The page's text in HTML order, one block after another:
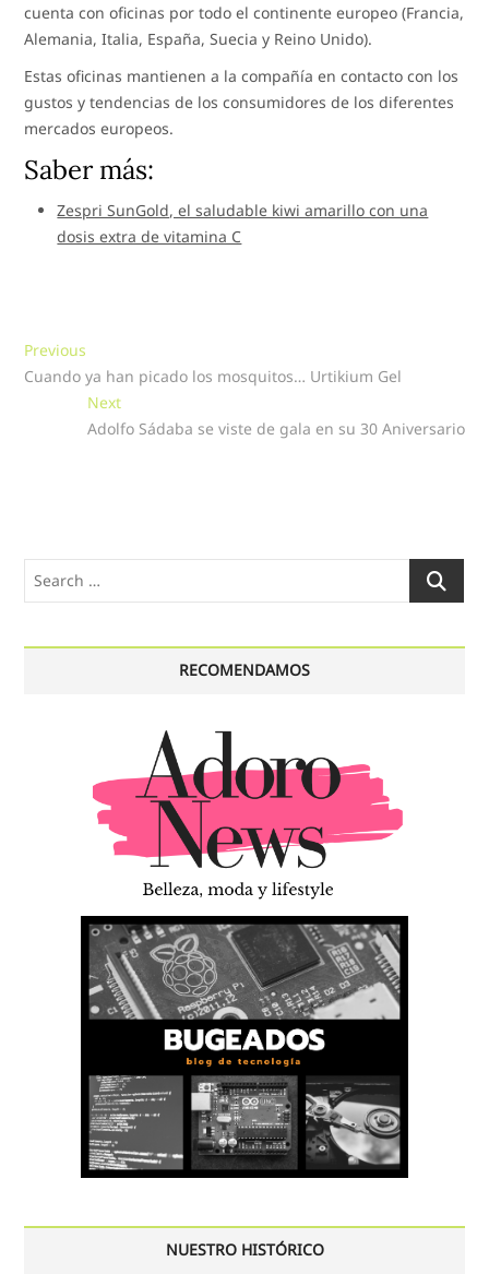
cuenta con oficinas por todo el continente europeo (Francia,
Alemania, Italia, España, Suecia y Reino Unido).
Estas oficinas mantienen a la compañía en contacto con los
gustos y tendencias de los consumidores de los diferentes
mercados europeos.
Saber más:
Zespri SunGold, el saludable kiwi amarillo con una
dosis extra de vitamina C
Navegación
de
entradas
Previous
post:
Cuando ya han picado los mosquitos… Urtikium Gel
NextNext
post:
Adolfo Sádaba se viste de gala en su 30 Aniversario
Search
…
RECOMENDAMOS
NUESTRO HISTÓRICO